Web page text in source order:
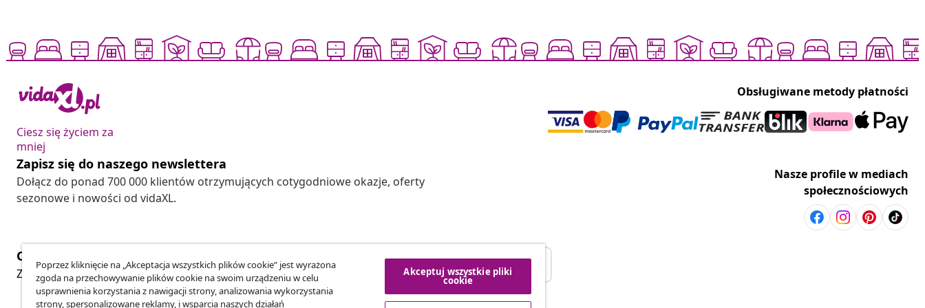
Ciesz się życiem za
mniej
Obsługiwane metody płatności
Zapisz się do naszego newslettera
Dołącz do ponad 700 000 klientów otrzymujących cotygodniowe okazje, oferty
sezonowe i nowości od vidaXL.
Nasze profile w mediach
społecznościowych
Odstąpienie od umowy
Złóż wniosek o odstąpienie od umowy dotyczącej Twojego zamówienia.
Odstąpienie od umowy
Poprzez kliknięcie na „Akceptacja wszystkich plików cookie” jest wyrażona
zgoda na przechowywanie plików cookie na swoim urządzeniu w celu
usprawnienia korzystania z nawigacji strony, analizowania wykorzystania
strony, spersonalizowane reklamy, i wsparcia naszych działań
Akceptuj wszystkie pliki
cookie